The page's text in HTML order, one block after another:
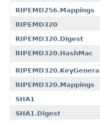
RIPEMD256.Mappings
RIPEMD320
RIPEMD320.Digest
RIPEMD320.HashMac
RIPEMD320.Mappings
SHA1
SHA1.Digest